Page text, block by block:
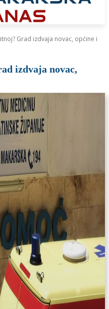
Grad izdvaja novac, općine i
izdvaja novac,